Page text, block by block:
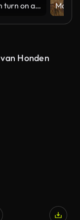
Television turn on and off. Switch on tv effect, switch off tv effect. Turn on Lcd TV effect, turn off TV effect . Led Tv on and off on black background
Honden